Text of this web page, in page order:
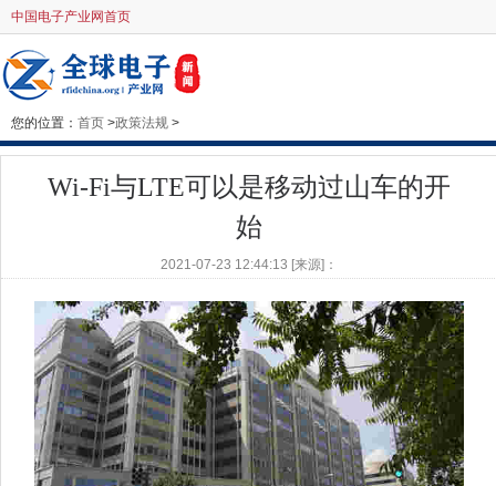
中国电子产业网首页
您的位置： 首页 >政策法规 >
Wi-Fi与LTE可以是移动过山车的开
始
2021-07-23 12:44:13 [来源]：